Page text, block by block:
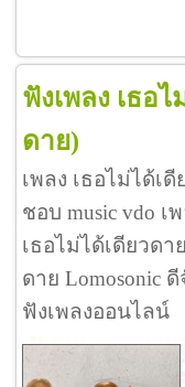
ฟังเพลง เธอไ
ดาย)
เพลง เธอไม่ได้เ
ชอบ music vdo เ
เธอไม่ได้เดียวดา
ดาย Lomosonic
ฟังเพลงออนไลน์